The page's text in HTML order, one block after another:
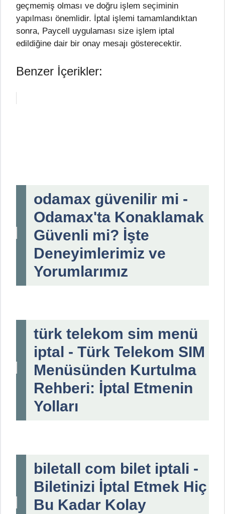
geçmemiş olması ve doğru işlem seçiminin
yapılması önemlidir. İptal işlemi tamamlandıktan
sonra, Paycell uygulaması size işlem iptal
edildiğine dair bir onay mesajı gösterecektir.
Benzer İçerikler:
odamax güvenilir mi -
Odamax'ta Konaklamak
Güvenli mi? İşte
Deneyimlerimiz ve
Yorumlarımız
türk telekom sim menü
iptal - Türk Telekom SIM
Menüsünden Kurtulma
Rehberi: İptal Etmenin
Yolları
biletall com bilet iptali -
Biletinizi İptal Etmek Hiç
Bu Kadar Kolay